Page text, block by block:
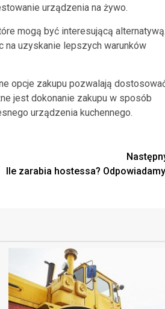
urządzenia na żywo.
mogą być interesującą alternatywą.
na uzyskanie lepszych warunków
opcje zakupu pozwalają
jest dokonanie zakupu w sposób
urządzenia kuchennego.
Ile zarabia hostessa?